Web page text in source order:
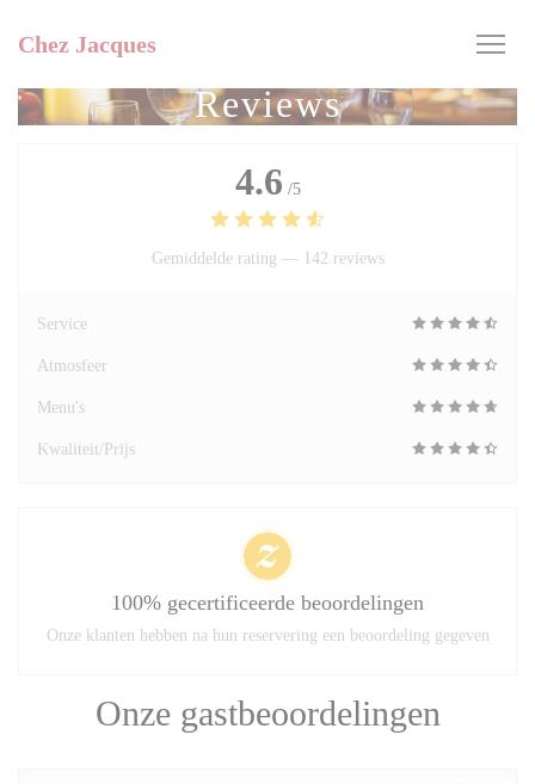
Chez Jacques
Reviews
Onze gastbeoordelingen
4.6 /5
Gemiddelde rating — 142 reviews
Service
Atmosfeer
Menu's
Kwaliteit/Prijs
100% gecertificeerde beoordelingen
Onze klanten hebben na hun reservering een beoordeling gegeven